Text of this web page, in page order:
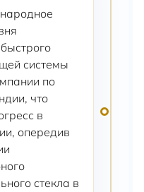
системы
по
что
в
опередив
стекла в